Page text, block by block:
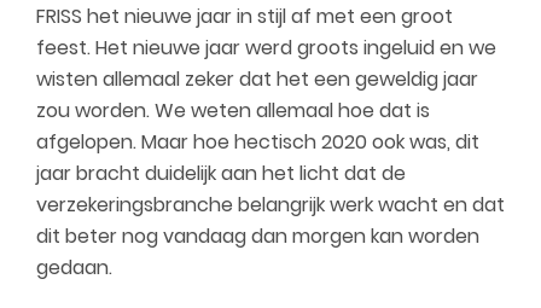
FRISS het nieuwe jaar in stijl af met een groot
feest. Het nieuwe jaar werd groots ingeluid en we
wisten allemaal zeker dat het een geweldig jaar
zou worden. We weten allemaal hoe dat is
afgelopen. Maar hoe hectisch 2020 ook was, dit
jaar bracht duidelijk aan het licht dat de
verzekeringsbranche belangrijk werk wacht en dat
dit beter nog vandaag dan morgen kan worden
gedaan.